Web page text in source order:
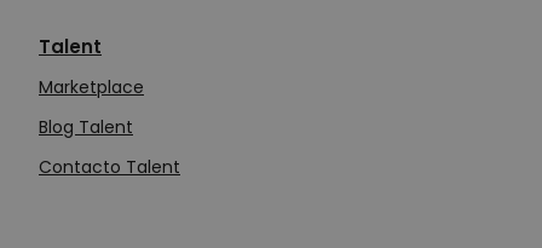
Talent
Marketplace
Blog Talent
Contacto Talent